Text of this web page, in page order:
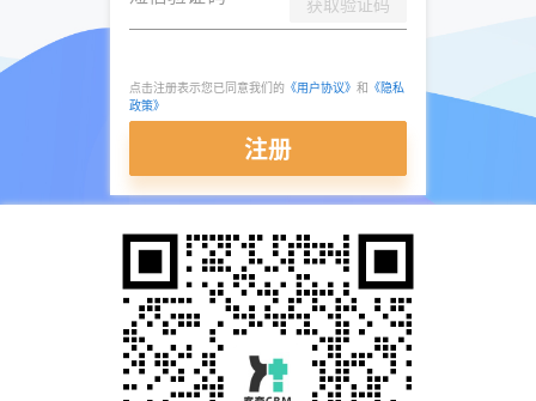
点击注册表示您已同意我们的 《用户协议》 和 《隐私
政策》
注册